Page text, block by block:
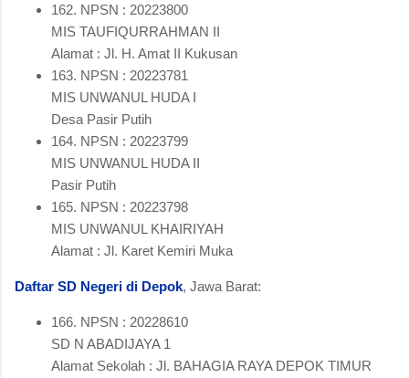
162. NPSN : 20223800
MIS TAUFIQURRAHMAN II
Alamat : Jl. H. Amat II Kukusan
163. NPSN : 20223781
MIS UNWANUL HUDA I
Desa Pasir Putih
164. NPSN : 20223799
MIS UNWANUL HUDA II
Pasir Putih
165. NPSN : 20223798
MIS UNWANUL KHAIRIYAH
Alamat : Jl. Karet Kemiri Muka
Daftar SD Negeri di Depok, Jawa Barat:
166. NPSN : 20228610
SD N ABADIJAYA 1
Alamat Sekolah : Jl. BAHAGIA RAYA DEPOK TIMUR